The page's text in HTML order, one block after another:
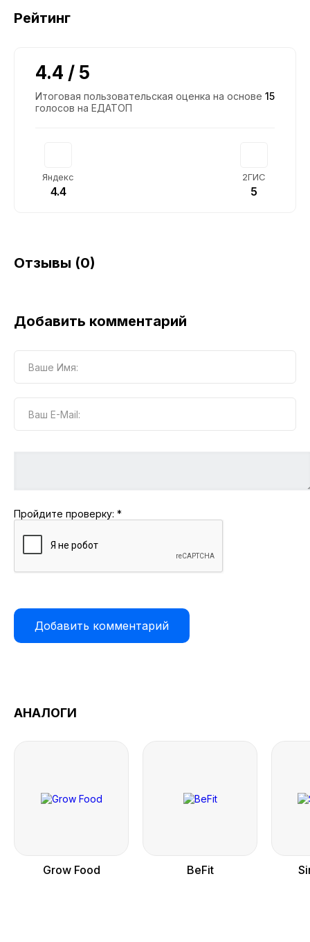
Рейтинг
4.4 / 5
Итоговая пользовательская оценка на основе 15
голосов на ЕДАТОП
Яндекс
4.4
2ГИС
5
Отзывы (0)
Добавить комментарий
Пройдите проверку: *
АНАЛОГИ
Grow Food BeFit